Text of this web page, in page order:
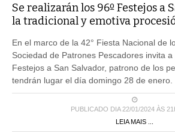
Se realizarán los 96º Festejos a
la tradicional y emotiva
En el marco de la 42° Fiesta Nacional de
Sociedad de Patrones Pescadores invita
Festejos a San Salvador, patrono de los
tendrán lugar el día domingo 28 de enero.
PUBLICADO DIA 22/01/2024 ÀS
LEIA MAIS ...